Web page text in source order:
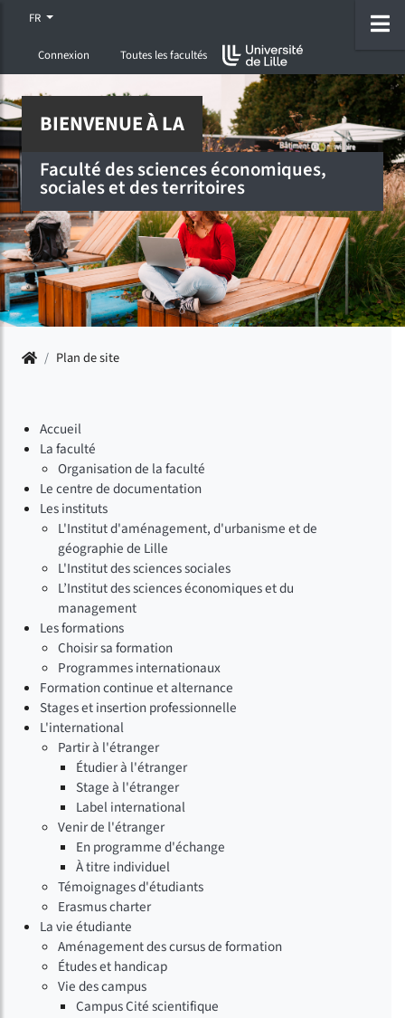
Accéder au menu principal
Accéder à la recherche
Accéder au pied de page
FR
Connexion Toutes les facultés
menu
BIENVENUE À LA
Faculté des sciences économiques,
sociales et des territoires
Accueil
/ Plan de site
Accueil
La faculté
Organisation de la faculté
Le centre de documentation
Les instituts
L'Institut d'aménagement, d'urbanisme et de
géographie de Lille
L'Institut des sciences sociales
L’Institut des sciences économiques et du
management
Les formations
Choisir sa formation
Programmes internationaux
Formation continue et alternance
Stages et insertion professionnelle
L'international
Partir à l'étranger
Étudier à l'étranger
Stage à l'étranger
Label international
Venir de l'étranger
En programme d'échange
À titre individuel
Témoignages d'étudiants
Erasmus charter
La vie étudiante
Aménagement des cursus de formation
Études et handicap
Vie des campus
Campus Cité scientifique